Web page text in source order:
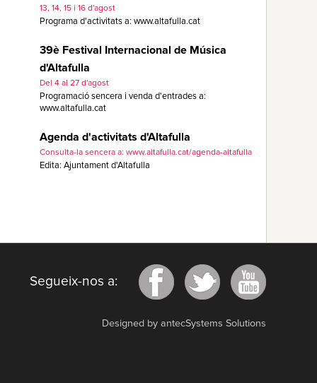
13, 14, 15 i 16 d'agost
Programa d'activitats a: www.altafulla.cat
39è Festival Internacional de Música
d'Altafulla
Del 4 al 27 d'agost
Programació sencera i venda d'entrades a:
www.altafulla.cat
Agenda d'activitats d'Altafulla
Consulta-la sencera a: www.altafulla.cat/agenda-altafulla
Edita: Ajuntament d'Altafulla
Segueix-nos a:
Designed by antecSystems Solutions